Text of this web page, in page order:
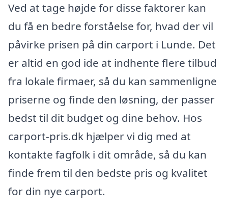
Ved at tage højde for disse faktorer kan
du få en bedre forståelse for, hvad der vil
påvirke prisen på din carport i Lunde. Det
er altid en god ide at indhente flere tilbud
fra lokale firmaer, så du kan sammenligne
priserne og finde den løsning, der passer
bedst til dit budget og dine behov. Hos
carport-pris.dk hjælper vi dig med at
kontakte fagfolk i dit område, så du kan
finde frem til den bedste pris og kvalitet
for din nye carport.